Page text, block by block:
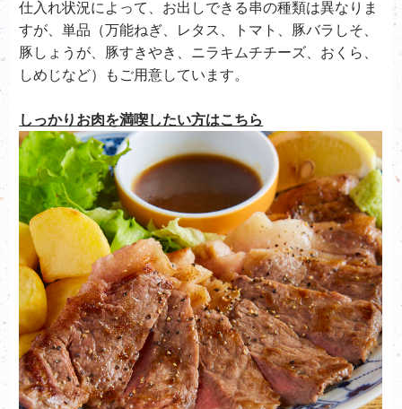
仕入れ状況によって、お出しできる串の種類は異なりま
すが、単品（万能ねぎ、レタス、トマト、豚バラしそ、
豚しょうが、豚すきやき、ニラキムチチーズ、おくら、
しめじなど）もご用意しています。
しっかりお肉を満喫したい方はこちら